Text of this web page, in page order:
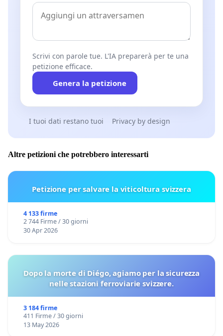
Scrivi con parole tue. L'IA preparerà per te una
petizione efficace.
Genera la petizione
I tuoi dati restano tuoi Privacy by design
Altre petizioni che potrebbero interessarti
Petizione per salvare la viticoltura svizzera
4 133 firme
2 744 Firme / 30 giorni
30 Apr 2026
Dopo la morte di Diégo, agiamo per la sicurezza
nelle stazioni ferroviarie svizzere.
3 184 firme
411 Firme / 30 giorni
13 May 2026